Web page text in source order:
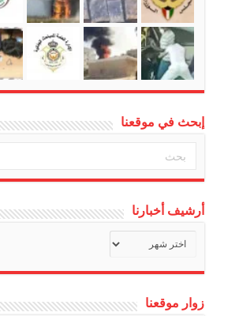
إبحث في موقعنا
أرشيف أخبارنا
أخبارنا
زوار موقعنا